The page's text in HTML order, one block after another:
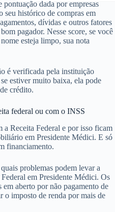
pontuação dada por empresas
seu histórico de compras em
dívidas e outros fatores
pagador. Nesse score, se você
esteja limpo, sua nota
é verificada pela instituição
estiver muito baixa, ela pode
crédito.
federal ou com o INSS
a Receita Federal e por isso ficam
em Presidente Médici. E só
financiamento.
problemas podem levar a
em Presidente Médici. Os
aberto por não pagamento de
o imposto de renda por mais de